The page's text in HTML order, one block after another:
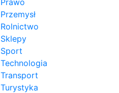
Przemysł
Rolnictwo
Sklepy
Sport
Technologia
Transport
Turystyka